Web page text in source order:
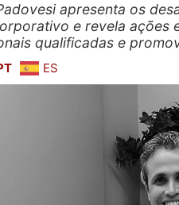
apresenta os
e revela ações
qualificadas e
ES